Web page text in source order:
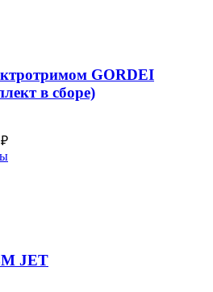
GORDEI
в сборе)
₽Диапазон
цен:
Этот
выбрать
на
JET